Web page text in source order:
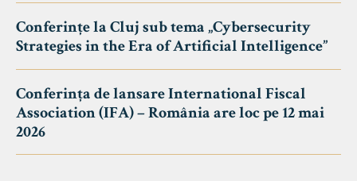
Conferințe la Cluj sub tema „Cybersecurity
Strategies in the Era of Artificial Intelligence”
Conferința de lansare International Fiscal
Association (IFA) – România are loc pe 12 mai
2026